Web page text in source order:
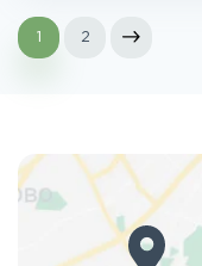
1 2